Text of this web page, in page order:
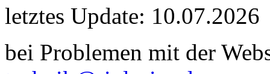
letztes Update: 10.07.2026
bei Problemen mit der